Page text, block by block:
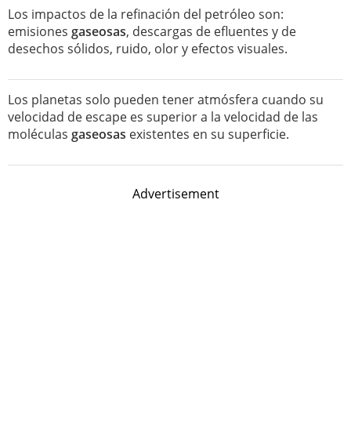
Los impactos de la refinación del petróleo son:
emisiones gaseosas, descargas de efluentes y de
desechos sólidos, ruido, olor y efectos visuales.
Los planetas solo pueden tener atmósfera cuando su
velocidad de escape es superior a la velocidad de las
moléculas gaseosas existentes en su superficie.
Advertisement